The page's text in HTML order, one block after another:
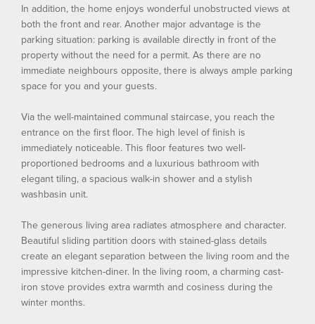
In addition, the home enjoys wonderful unobstructed views at
both the front and rear. Another major advantage is the
parking situation: parking is available directly in front of the
property without the need for a permit. As there are no
immediate neighbours opposite, there is always ample parking
space for you and your guests.
Via the well-maintained communal staircase, you reach the
entrance on the first floor. The high level of finish is
immediately noticeable. This floor features two well-
proportioned bedrooms and a luxurious bathroom with
elegant tiling, a spacious walk-in shower and a stylish
washbasin unit.
The generous living area radiates atmosphere and character.
Beautiful sliding partition doors with stained-glass details
create an elegant separation between the living room and the
impressive kitchen-diner. In the living room, a charming cast-
iron stove provides extra warmth and cosiness during the
winter months.